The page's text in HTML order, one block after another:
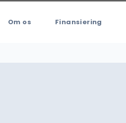
Om os Finansiering